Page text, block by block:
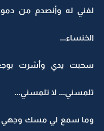
لفني له وأنصدم من
الخنساء...
سحبت يدي وأشرت بوجع:
تلمسني... لا تلمسني...
وما سمع لي مسك وجهي